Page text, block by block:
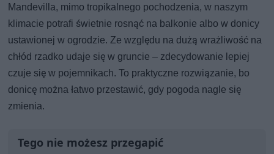
Mandevilla, mimo tropikalnego pochodzenia, w naszym
klimacie potrafi świetnie rosnąć na balkonie albo w donicy
ustawionej w ogrodzie. Ze względu na dużą wrażliwość na
chłód rzadko udaje się w gruncie – zdecydowanie lepiej
czuje się w pojemnikach. To praktyczne rozwiązanie, bo
donicę można łatwo przestawić, gdy pogoda nagle się
zmienia.
Tego nie możesz przegapić